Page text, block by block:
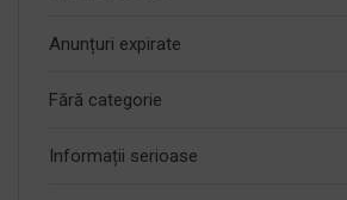
Anunțuri expirate
Fără categorie
Informații serioase